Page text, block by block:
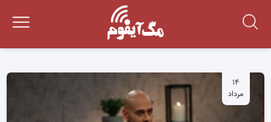
۱۴
مرداد